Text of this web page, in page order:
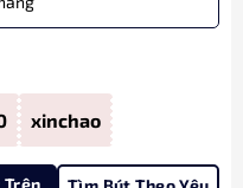
xinchao
Trên